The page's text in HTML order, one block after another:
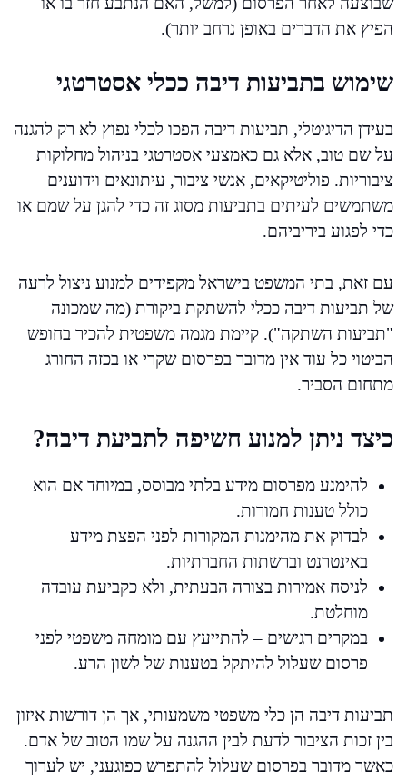
הפיץ את הדברים באופן נרחב יותר).
שימוש בתביעות דיבה ככלי אסטרטגי
בעידן הדיגיטלי, תביעות דיבה הפכו לכלי נפוץ לא רק להגנה
על שם טוב, אלא גם כאמצעי אסטרטגי בניהול מחלוקות
ציבוריות. פוליטיקאים, אנשי ציבור, עיתונאים וידוענים
משתמשים לעיתים בתביעות מסוג זה כדי להגן על שמם או
כדי לפגוע ביריביהם.
עם זאת, בתי המשפט בישראל מקפידים למנוע ניצול לרעה
של תביעות דיבה ככלי להשתקת ביקורת (מה שמכונה
"תביעות השתקה"). קיימת מגמה משפטית להכיר בחופש
הביטוי כל עוד אין מדובר בפרסום שקרי או בכזה החורג
מתחום הסביר.
כיצד ניתן למנוע חשיפה לתביעת דיבה?
להימנע מפרסום מידע בלתי מבוסס, במיוחד אם הוא
כולל טענות חמורות.
לבדוק את מהימנות המקורות לפני הפצת מידע
באינטרנט וברשתות החברתיות.
לניסח אמירות בצורה הבעתית, ולא כקביעת עובדה
מוחלטת.
במקרים רגישים – להתייעץ עם מומחה משפטי לפני
פרסום שעלול להיתקל בטענות של לשון הרע.
תביעות דיבה הן כלי משפטי משמעותי, אך הן דורשות איזון
בין זכות הציבור לדעת לבין ההגנה על שמו הטוב של אדם.
כאשר מדובר בפרסום שעלול להתפרש כפוגעני, יש לערוך